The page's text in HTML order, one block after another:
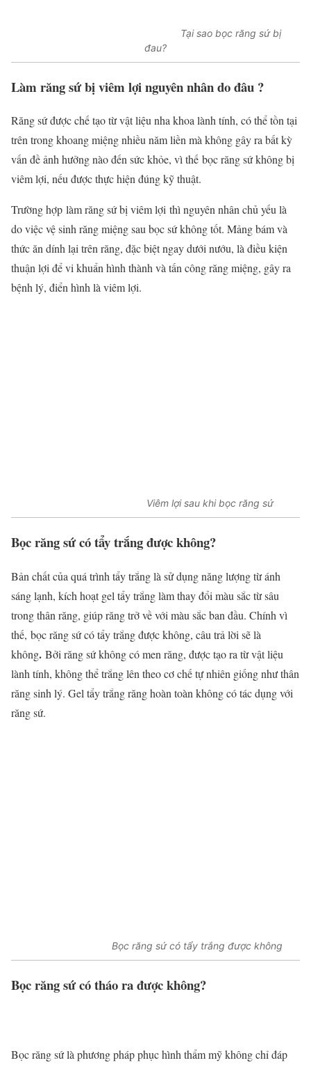
Tại sao bọc răng sứ bị
đau?
Làm răng sứ bị viêm lợi nguyên nhân do đâu ?
Răng sứ được chế tạo từ vật liệu nha khoa lành tính, có thể tồn tại
trên trong khoang miệng nhiều năm liền mà không gây ra bất kỳ
vấn đề ảnh hưởng nào đến sức khỏe, vì thế bọc răng sứ không bị
viêm lợi, nếu được thực hiện đúng kỹ thuật.
Trường hợp làm răng sứ bị viêm lợi thì nguyên nhân chủ yếu là
do việc vệ sinh răng miệng sau bọc sứ không tốt. Mảng bám và
thức ăn dính lại trên răng, đặc biệt ngay dưới nướu, là điều kiện
thuận lợi để vi khuẩn hình thành và tấn công răng miệng, gây ra
bệnh lý, điển hình là viêm lợi.
Viêm lợi sau khi bọc răng sứ
Bọc răng sứ có tẩy trắng được không?
Bản chất của quá trình tẩy trắng là sử dụng năng lượng từ ánh
sáng lạnh, kích hoạt gel tẩy trắng làm thay đổi màu sắc từ sâu
trong thân răng, giúp răng trở về với màu sắc ban đầu. Chính vì
thế, bọc răng sứ có tẩy trắng được không, câu trả lời sẽ là
không. Bởi răng sứ không có men răng, được tạo ra từ vật liệu
lành tính, không thể trắng lên theo cơ chế tự nhiên giống như thân
răng sinh lý. Gel tẩy trắng răng hoàn toàn không có tác dụng với
răng sứ.
Bọc răng sứ có tẩy trắng được không
Bọc răng sứ có tháo ra được không?
Bọc răng sứ là phương pháp phục hình thẩm mỹ không chỉ đáp